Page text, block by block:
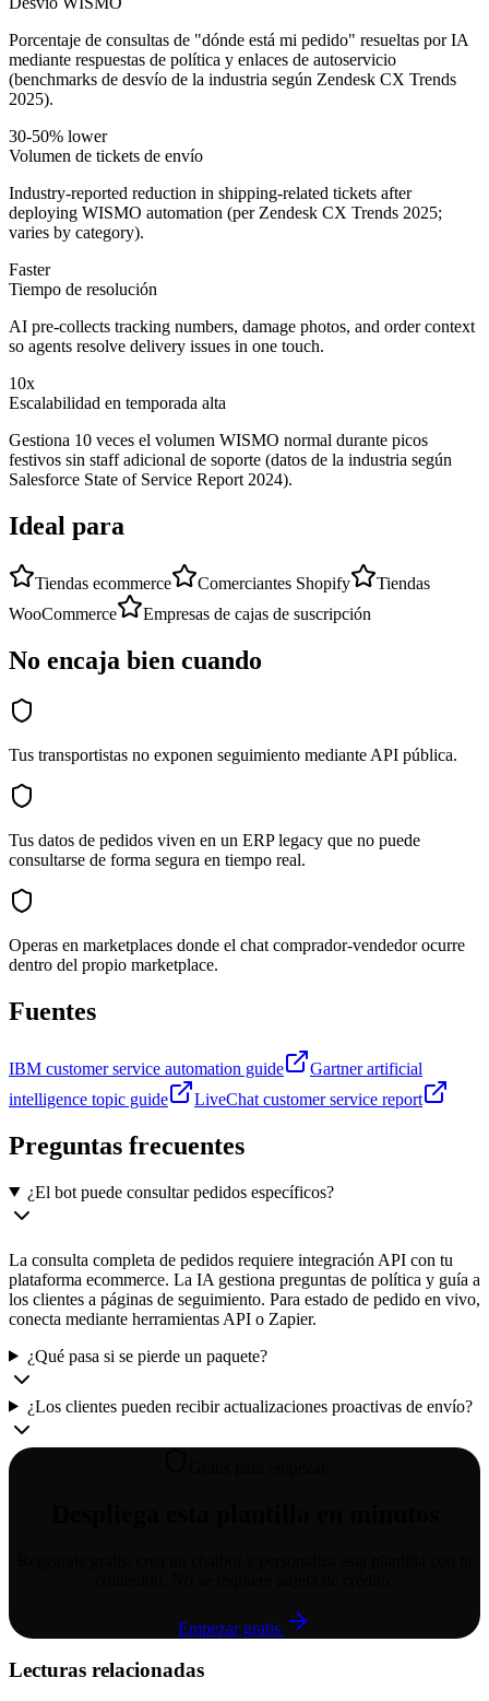
Porcentaje de consultas de "dónde está mi pedido" resueltas por IA
mediante respuestas de política y enlaces de autoservicio
(benchmarks de desvío de la industria según Zendesk CX Trends
2025).
30-50% lower
Volumen de tickets de envío
Industry-reported reduction in shipping-related tickets after
deploying WISMO automation (per Zendesk CX Trends 2025;
varies by category).
Faster
Tiempo de resolución
AI pre-collects tracking numbers, damage photos, and order context
so agents resolve delivery issues in one touch.
10x
Escalabilidad en temporada alta
Gestiona 10 veces el volumen WISMO normal durante picos
festivos sin staff adicional de soporte (datos de la industria según
Salesforce State of Service Report 2024).
Ideal para
Tiendas ecommerce Comerciantes Shopify
Tiendas
WooCommerce
Empresas de cajas de suscripción
No encaja bien cuando
Tus transportistas no exponen seguimiento mediante API pública.
Tus datos de pedidos viven en un ERP legacy que no puede
consultarse de forma segura en tiempo real.
Operas en marketplaces donde el chat comprador-vendedor ocurre
dentro del propio marketplace.
Fuentes
IBM customer service automation guide
Gartner artificial
intelligence topic guide
LiveChat customer service report
Preguntas frecuentes
¿El bot puede consultar pedidos específicos?
La consulta completa de pedidos requiere integración API con tu
plataforma ecommerce. La IA gestiona preguntas de política y guía a
los clientes a páginas de seguimiento. Para estado de pedido en vivo,
conecta mediante herramientas API o Zapier.
¿Qué pasa si se pierde un paquete?
¿Los clientes pueden recibir actualizaciones proactivas de envío?
Empezar gratis
Lecturas relacionadas